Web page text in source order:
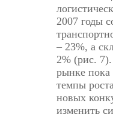
2007 годы
– 23%, а
2% (рис.
рынке пока
темпы
новых
изменить